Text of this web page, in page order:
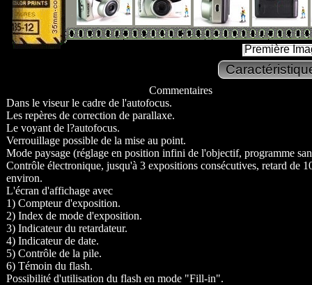
Première
Commentaires
Dans le viseur le cadre de l'autofocus.
Les repères de correction de parallaxe.
Le voyant de l?autofocus.
Verrouillage possible de la mise au point.
Mode paysage (réglage en position infini de l'objectif, programme
Contrôle électronique, jusqu'à 3 expositions consécutives, retard de
environ.
L'écran d'affichage avec
1) Compteur d'exposition.
2) Index de mode d'exposition.
3) Indicateur du retardateur.
4) Indicateur de date.
5) Contrôle de la pile.
6) Témoin du flash.
Possibilité d'utilisation du flash en mode "Fill-in".